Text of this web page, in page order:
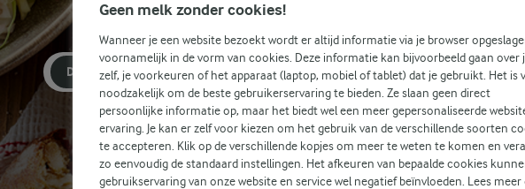
zelfgemaakte gerechten waar het hele gezin van kan
DINER
Zoek categorie
Zoek zoektermen in te voeren
KOOLHYDRAATARM GEZOND KERST FILTER
Geen melk zonder cookies!
Wanneer je een website bezoekt wordt er altijd informatie via je browser
voornamelijk in de vorm van cookies. Deze informatie kan bijvoorbeeld gaan over
zelf, je voorkeuren of het apparaat (laptop, mobiel of tablet) dat je gebruikt. Het is
noodzakelijk om de beste gebruikerservaring te bieden. Ze slaan geen direct
persoonlijke informatie op, maar het biedt wel een meer gepersonaliseerde
ervaring. Je kan er zelf voor kiezen om het gebruik van de verschillende soorten
te accepteren. Klik op de verschillende kopjes om meer te weten te komen en
zo eenvoudig de standaard instellingen. Het afkeuren van bepaalde cookies
gebruikservaring van onze website en service wel negatief beïnvloeden. Lees meer